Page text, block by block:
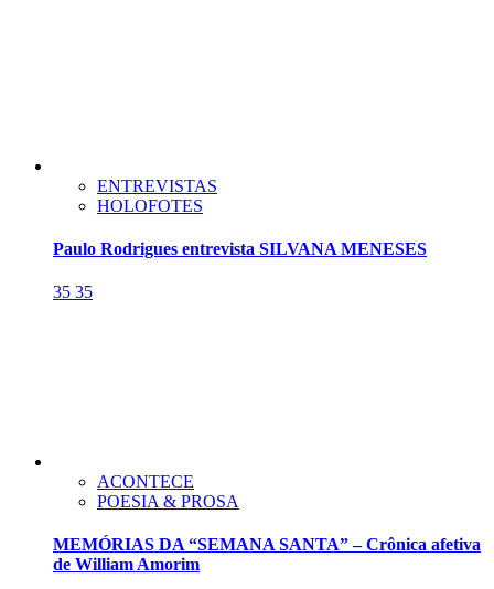
ENTREVISTAS
HOLOFOTES
Paulo Rodrigues entrevista SILVANA MENESES
35 35
ACONTECE
POESIA & PROSA
MEMÓRIAS DA “SEMANA SANTA” – Crônica afetiva
de William Amorim